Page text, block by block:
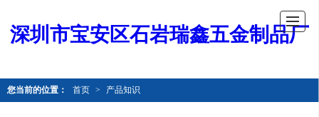
深圳市宝安区石岩瑞鑫五金制品厂
您当前的位置： 首页 > 产品知识